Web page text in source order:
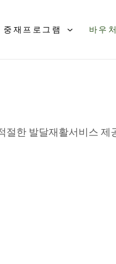
중재프로그램 바우
절한 발달재활서비스 제